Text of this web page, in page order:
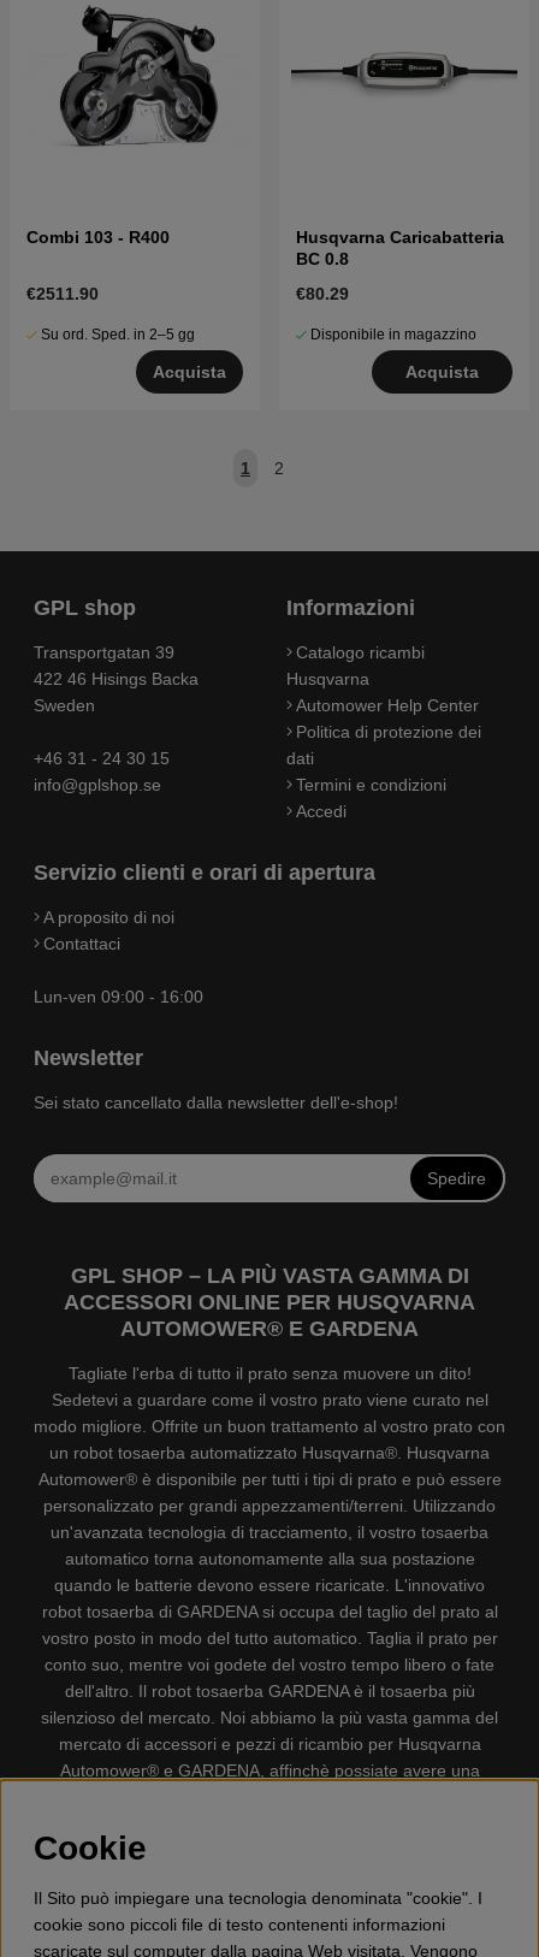
Combi 103 - R400
€2511.90
Su ord. Sped. in 2–5 gg
Acquista
Husqvarna Caricabatteria
BC 0.8
€80.29
Disponibile in magazzino
Acquista
1 2
GPL shop
Transportgatan 39
422 46 Hisings Backa
Sweden
+46 31 - 24 30 15
info@gplshop.se
Informazioni
Catalogo ricambi
Husqvarna
Automower Help Center
Politica di protezione dei
dati
Termini e condizioni
Accedi
Servizio clienti e orari di apertura
A proposito di noi
Contattaci
Lun-ven 09:00 - 16:00
Newsletter
Sei stato cancellato dalla newsletter dell'e-shop!
Spedire
GPL SHOP – LA PIÙ VASTA GAMMA DI
ACCESSORI ONLINE PER HUSQVARNA
AUTOMOWER® E GARDENA
Tagliate l'erba di tutto il prato senza muovere un dito!
Sedetevi a guardare come il vostro prato viene curato nel
modo migliore. Offrite un buon trattamento al vostro prato con
un robot tosaerba automatizzato Husqvarna®. Husqvarna
Automower® è disponibile per tutti i tipi di prato e può essere
personalizzato per grandi appezzamenti/terreni. Utilizzando
un'avanzata tecnologia di tracciamento, il vostro tosaerba
automatico torna autonomamente alla sua postazione
quando le batterie devono essere ricaricate. L'innovativo
robot tosaerba di GARDENA si occupa del taglio del prato al
vostro posto in modo del tutto automatico. Taglia il prato per
conto suo, mentre voi godete del vostro tempo libero o fate
dell'altro. Il robot tosaerba GARDENA è il tosaerba più
silenzioso del mercato. Noi abbiamo la più vasta gamma del
mercato di accessori e pezzi di ricambio per Husqvarna
Automower® e GARDENA, affinchè possiate avere una
Accessori per la protezione personale, Decespugliatori,
Aspirapolvere, Mototroncatrici, Attrezzature Forestali,
Lubrificanti, Carburanti, Giocattolo per bambini ETC.
Cookie
Il Sito può impiegare una tecnologia denominata "cookie". I
cookie sono piccoli file di testo contenenti informazioni
scaricate sul computer dalla pagina Web visitata. Vengono